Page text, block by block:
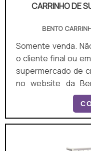
CARRINHO DE
BENTO
Somente venda.
o cliente final ou
supermercado de
no website da
orçamento por
das indústrias e
aquisição é mais segura. UM POUCO
alguém busca